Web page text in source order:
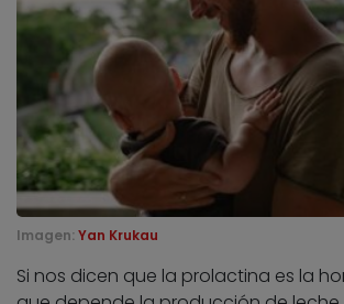
Imagen: Yan Krukau
Si nos dicen que la prolactina es la